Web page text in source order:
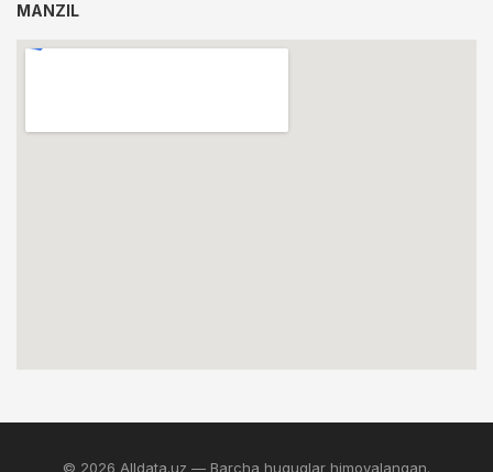
MANZIL
© 2026 Alldata.uz — Barcha huquqlar himoyalangan.